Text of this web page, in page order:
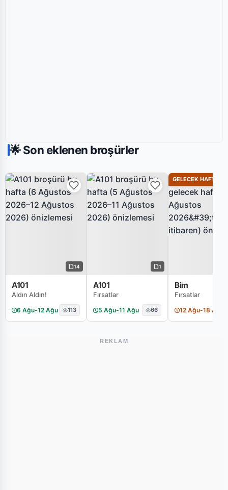
🌟 Son eklenen broşürler
14
A101
Aldın Aldın!
6 Ağu-12 Ağu 113
1
A101
Fırsatlar
5 Ağu-11 Ağu 66
GELECEK HAFTA
Bim
Fırsatlar
12 Ağu-18 Ağu
REKLAM